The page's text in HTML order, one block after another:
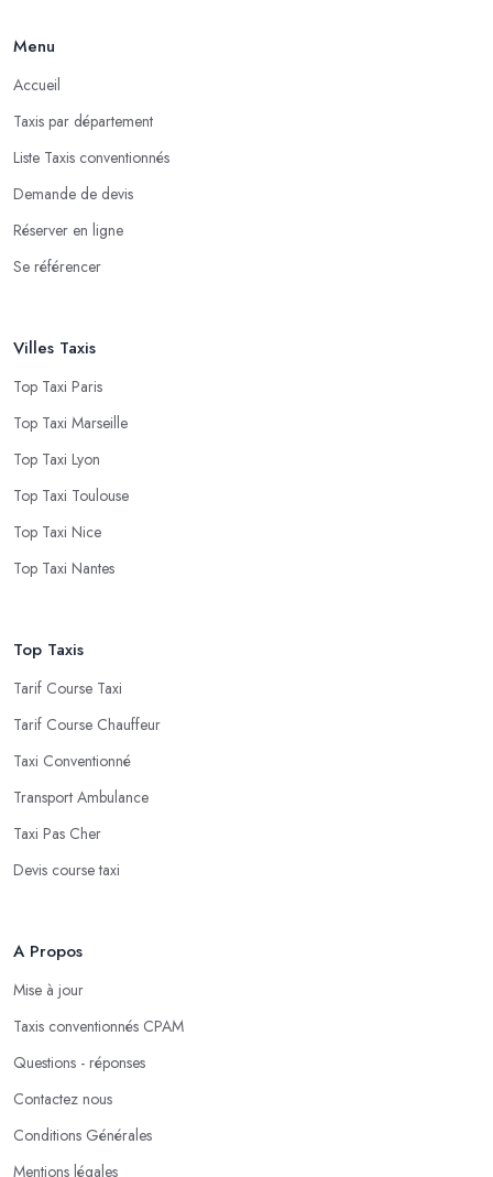
Menu
Accueil
Taxis par département
Liste Taxis conventionnés
Demande de devis
Réserver en ligne
Se référencer
Villes Taxis
Top Taxi Paris
Top Taxi Marseille
Top Taxi Lyon
Top Taxi Toulouse
Top Taxi Nice
Top Taxi Nantes
Top Taxis
Tarif Course Taxi
Tarif Course Chauffeur
Taxi Conventionné
Transport Ambulance
Taxi Pas Cher
Devis course taxi
A Propos
Mise à jour
Taxis conventionnés CPAM
Questions - réponses
Contactez nous
Conditions Générales
Mentions légales